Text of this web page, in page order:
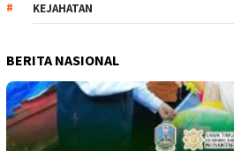
KEJAHATAN
BERITA NASIONAL